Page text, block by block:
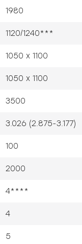
1980
1120/1240***
1050 x 1100
1050 x 1100
3500
3.026 (2.875-3.177)
100
2000
4****
4
5